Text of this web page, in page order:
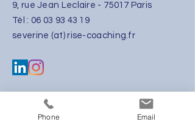
9, rue Jean Leclaire - 75017 Paris
​Tél : 06 03 93 43 19
severine (at) rise-coaching.fr
Prendre RDV
Phone Email